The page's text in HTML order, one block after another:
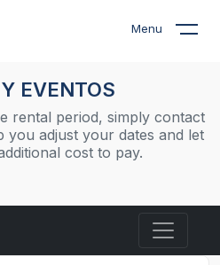
Menu
EVENTOS
rental period, simply contact
you adjust your dates and let
cost to pay.